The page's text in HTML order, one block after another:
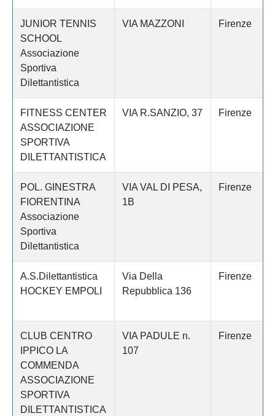
JUNIOR TENNIS
SCHOOL
Associazione
Sportiva
Dilettantistica
VIA MAZZONI Firenze
FITNESS CENTER
ASSOCIAZIONE
SPORTIVA
DILETTANTISTICA
VIA R.SANZIO, 37 Firenze
POL. GINESTRA
FIORENTINA
Associazione
Sportiva
Dilettantistica
VIA VAL DI PESA,
1B
Firenze
A.S.Dilettantistica
HOCKEY EMPOLI
Via Della
Repubblica 136
Firenze
CLUB CENTRO
IPPICO LA
COMMENDA
ASSOCIAZIONE
SPORTIVA
DILETTANTISTICA
VIA PADULE n.
107
Firenze